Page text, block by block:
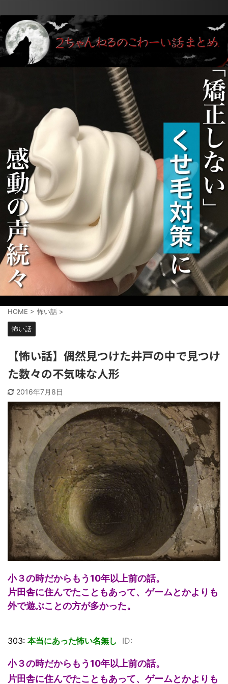
HOME > 怖い話 >
怖い話
【怖い話】偶然見つけた井戸の中で見つけ
た数々の不気味な人形
2016年7月8日
小３の時だからもう10年以上前の話。
片田舎に住んでたこともあって、ゲームとかよりも
外で遊ぶことの方が多かった。
303: 本当にあった怖い名無し ID:
小３の時だからもう10年以上前の話。
片田舎に住んでたこともあって、ゲームとかよりも